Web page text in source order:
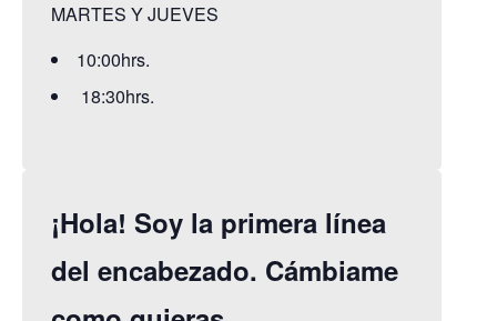
MARTES Y JUEVES
10:00hrs.
18:30hrs.
¡Hola! Soy la primera línea
del encabezado. Cámbiame